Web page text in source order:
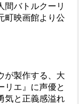
間バトルクーリ
町映画館より公
が製作する、大
リエ』に声優と
気と正義感溢れ